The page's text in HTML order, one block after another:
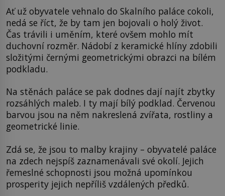
Ať už obyvatele vehnalo do Skalního paláce cokoli,
nedá se říct, že by tam jen bojovali o holý život.
Čas trávili i uměním, které ovšem mohlo mít
duchovní rozměr. Nádobí z keramické hlíny zdobili
složitými černými geometrickými obrazci na bílém
podkladu.
Na stěnách paláce se pak dodnes dají najít zbytky
rozsáhlých maleb. I ty mají bílý podklad. Červenou
barvou jsou na něm nakreslená zvířata, rostliny a
geometrické linie.
Zdá se, že jsou to malby krajiny – obyvatelé paláce
na zdech nejspíš zaznamenávali své okolí. Jejich
řemeslné schopnosti jsou možná upomínkou
prosperity jejich nepříliš vzdálených předků.